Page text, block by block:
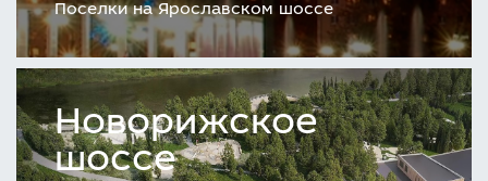
Поселки на Ярославском шоссе
Новорижское
шоссе